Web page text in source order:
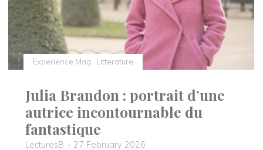
Experience Mag Litterature
Julia Brandon : portrait d’une
autrice incontournable du
fantastique
LecturesB
27 February 2026